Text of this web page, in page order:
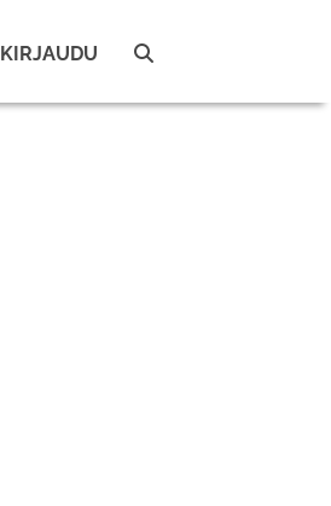
KIRJAUDU